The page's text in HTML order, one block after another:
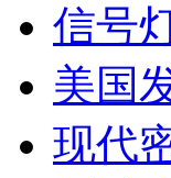
信号
美国
现代